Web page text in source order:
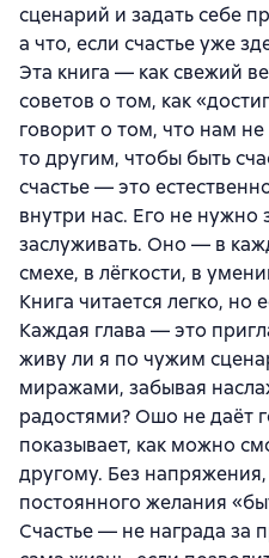
сценарий и задать себе
а что, если счастье уже
Эта книга — как свежий
советов о том, как
говорит о том, что нам
то другим, чтобы быть
счастье — это
внутри нас. Его не нужно
заслуживать. Оно — в
смехе, в лёгкости, в
Книга читается легко, но
Каждая глава — это
живу ли я по чужим
миражами, забывая
радостями? Ошо не даёт
показывает, как можно
другому. Без напряжения,
постоянного желания
Счастье — не награда за